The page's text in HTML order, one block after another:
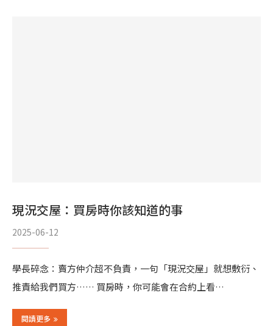
現況交屋：買房時你該知道的事
2025-06-12
學長碎念：賣方仲介超不負責，一句「現況交屋」就想敷衍、
推責給我們買方…… 買房時，你可能會在合約上看…
閱讀更多